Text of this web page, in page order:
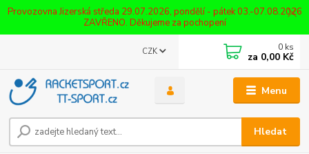
Provozovna Jizerská středa 29.07.2026, pondělí - pátek 03.-07.08.2026
ZAVŘENO. Děkujeme za pochopení
Menu
CZK
Hledat
0 ks
za 0,00 Kč